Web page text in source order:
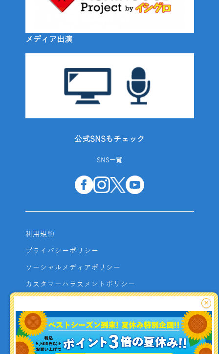
メディア出演
公式SNSもチェック
SNS一覧
利用規約
プライバシーポリシー
ソーシャルメディアポリシー
カスタマーハラスメントポリシー
よくあるご質問
お問い合わせ
利用者資金の保全方法
×